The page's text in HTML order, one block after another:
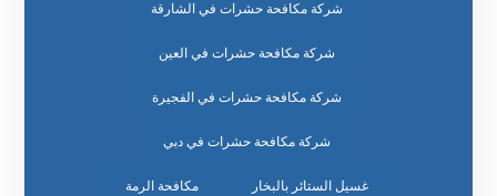
شركة مكافحة حشرات في الشارقة
شركة مكافحة حشرات في العين
شركة مكافحة حشرات في الفجيرة
شركة مكافحة حشرات في دبي
غسيل الستائر بالبخار مكافحة الرمة